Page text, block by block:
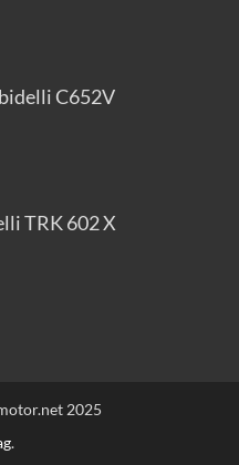
C652V
TRK 602 X
2025
.